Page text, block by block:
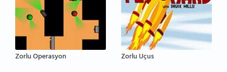
Zorlu Operasyon Zorlu Uçus